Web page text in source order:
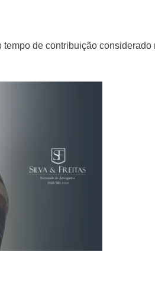
tempo de contribuição